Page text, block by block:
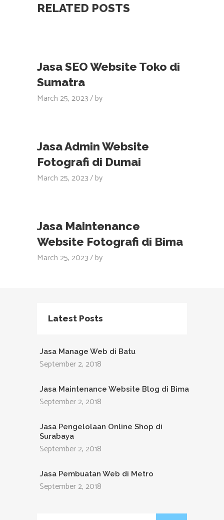
RELATED POSTS
Jasa SEO Website Toko di
Sumatra
March 25, 2023 by
Jasa Admin Website
Fotografi di Dumai
March 25, 2023 by
Jasa Maintenance
Website Fotografi di Bima
March 25, 2023 by
Latest Posts
Jasa Manage Web di Batu
September 2, 2018
Jasa Maintenance Website Blog di Bima
September 2, 2018
Jasa Pengelolaan Online Shop di
Surabaya
September 2, 2018
Jasa Pembuatan Web di Metro
September 2, 2018